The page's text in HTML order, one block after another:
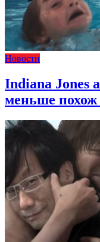
Новости
Indiana Jones
меньше